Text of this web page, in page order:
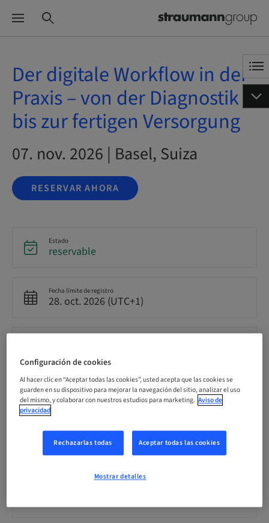
Der digitale Workflow in der
Praxis – von der Diagnostik
bis zur fertigen Versorgung
07. nov. 2026 | Basel, Suiza
RESERVAR AHORA
Estado
reservable
Fecha límite de registro
28. oct. 2026 (UTC+1)
Idioma
Alemán
Puntos
7.00 Puntos
Configuración de cookies
Al hacer clic en “Aceptar todas las cookies”, usted acepta que las cookies se
guarden en su dispositivo para mejorar la navegación del sitio, analizar el uso
del mismo, y colaborar con nuestros estudios para marketing. Aviso de
privacidad
Rechazarlas todas Aceptar todas las cookies
Mostrar detalles